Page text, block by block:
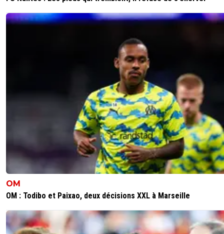
OM
OM : Todibo et Paixao, deux décisions XXL à Marseille